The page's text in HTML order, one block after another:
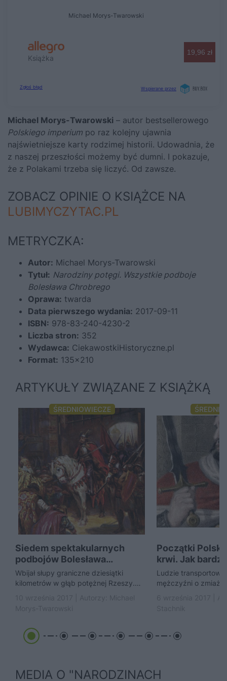
Michael Morys-Twarowski – autor bestsellerowego
Polskiego imperium po raz kolejny ujawnia
najświetniejsze karty rodzimej historii. Udowadnia, że
z naszej przeszłości możemy być dumni. I pokazuje,
że z Polakami trzeba się liczyć. Od zawsze.
ZOBACZ OPINIE O KSIĄŻCE NA
LUBIMYCZYTAC.PL
METRYCZKA:
Autor: Michael Morys-Twarowski
Tytuł: Narodziny potęgi. Wszystkie podboje
Bolesława Chrobrego
Oprawa: twarda
Data pierwszego wydania: 2017-09-11
ISBN: 978-83-240-4230-2
Liczba stron: 352
Wydawca: CiekawostkiHistoryczne.pl
Format: 135×210
ARTYKUŁY ZWIĄZANE Z KSIĄŻKĄ
ŚREDNIOWIECZE
Siedem spektakularnych
podbojów Bolesława
Chrobrego
Wbijał słupy graniczne dziesiątki
kilometrów w głąb potężnej Rzeszy.
Początki Polski
krwi. Jak
nieludzcy byli...
Ludzie
mężczyźni o
MEDIA O "NARODZINACH